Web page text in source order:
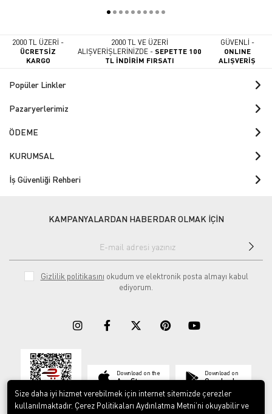
2000 TL ÜZERİ -
ÜCRETSİZ
KARGO
2000 TL VE ÜZERİ
ALIŞVERİŞLERİNİZDE -SEPETTE 100
TL İNDİRİM FIRSATI
GÜVENLİ -
ONLINE
ALIŞVERİŞ
Popüler Linkler
Pazaryerlerimiz
ÖDEME
KURUMSAL
İş Güvenliği Rehberi
KAMPANYALARDAN HABERDAR OLMAK İÇİN
Gizlilik politikasını okudum ve elektronik posta almayı kabul
ediyorum.
Download on the
App Store
Download on
Google play
Size daha iyi hizmet verebilmek için internet sitemizde çerezler
kullanılmaktadır. Çerez Politikaları Aydınlatma Metni’ni okuyabilir ve